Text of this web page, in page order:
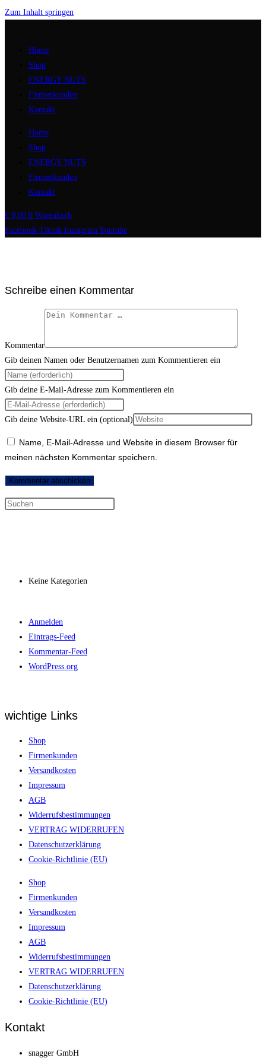
Zum Inhalt springen
Home
Shop
ENERGY NUTS
Firmenkunden
Kontakt
Home
Shop
ENERGY NUTS
Firmenkunden
Kontakt
€ 0,00 0 Warenkorb
Facebook Tiktok Instagram Youtube
Schreibe einen Kommentar
Kommentar
Gib deinen Namen oder Benutzernamen zum Kommentieren ein
Gib deine E-Mail-Adresse zum Kommentieren ein
Gib deine Website-URL ein (optional)
Name, E-Mail-Adresse und Website in diesem Browser für
meinen nächsten Kommentar speichern.
Keine Kategorien
Anmelden
Eintrags-Feed
Kommentar-Feed
WordPress.org
wichtige Links
Shop
Firmenkunden
Versandkosten
Impressum
AGB
Widerrufsbestimmungen
VERTRAG WIDERRUFEN
Datenschutzerklärung
Cookie-Richtlinie (EU)
Shop
Firmenkunden
Versandkosten
Impressum
AGB
Widerrufsbestimmungen
VERTRAG WIDERRUFEN
Datenschutzerklärung
Cookie-Richtlinie (EU)
Kontakt
snagger GmbH